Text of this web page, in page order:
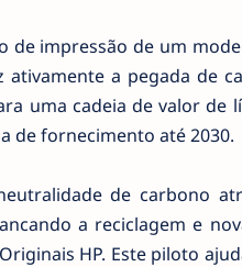
de impressão de um
a pegada de
uma cadeia de valor de
de fornecimento até 2030.
de carbono
a reciclagem e
HP. Este piloto